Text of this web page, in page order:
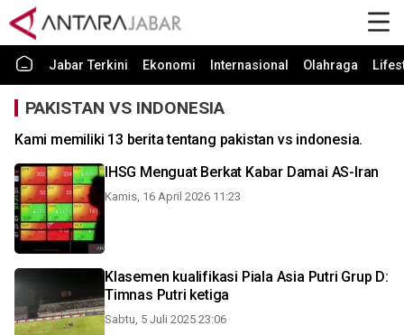
Jabar Terkini Ekonomi Internasional Olahraga
PAKISTAN VS INDONESIA
Kami memiliki 13 berita tentang pakistan vs indonesia.
IHSG Menguat Berkat Kabar Damai AS-Iran
Kamis, 16 April 2026 11:23
Klasemen kualifikasi Piala Asia Putri Grup D:
Timnas Putri ketiga
Sabtu, 5 Juli 2025 23:06